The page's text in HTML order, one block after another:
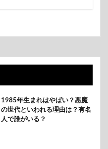
1985年生まれはやばい？悪魔
の世代といわれる理由は？有名
人で誰がいる？